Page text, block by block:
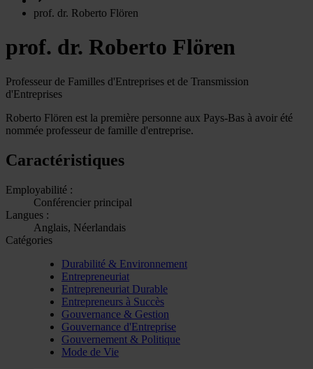
prof. dr. Roberto Flören
prof. dr. Roberto Flören
Professeur de Familles d'Entreprises et de Transmission
d'Entreprises
Roberto Flören est la première personne aux Pays-Bas à avoir été
nommée professeur de famille d'entreprise.
Caractéristiques
Employabilité :
Conférencier principal
Langues :
Anglais, Néerlandais
Catégories
Durabilité & Environnement
Entrepreneuriat
Entrepreneuriat Durable
Entrepreneurs à Succès
Gouvernance & Gestion
Gouvernance d'Entreprise
Gouvernement & Politique
Mode de Vie